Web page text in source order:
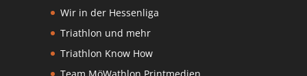
Wir in der Hessenliga
Triathlon und mehr
Triathlon Know How